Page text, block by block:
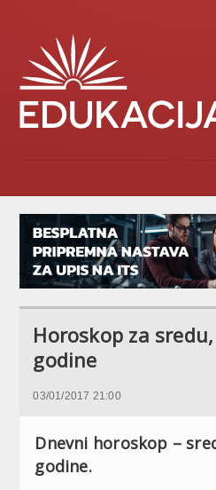
Horoskop za
godine
03/01/2017 21:00
Dnevni horoskop –
godine.